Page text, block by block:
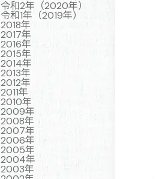
令和2年（2020年）
令和1年（2019年）
2018年
2017年
2016年
2015年
2014年
2013年
2012年
2011年
2010年
2009年
2008年
2007年
2006年
2005年
2004年
2003年